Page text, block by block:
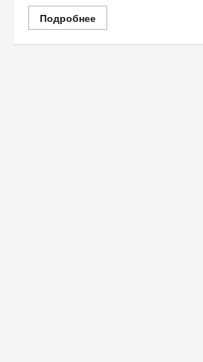
ПодробнееПрочитать
больше
Продукты